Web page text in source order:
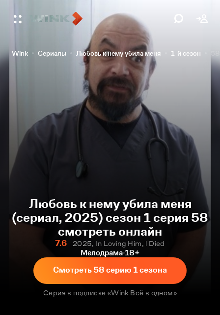
Wink Сериалы Любовь к нему убила меня 1-й сезон
Любовь к нему убила меня
(сериал, 2025) сезон 1 серия 58
смотреть онлайн
7.6
2025, In Loving Him, l Died
Мелодрама 18+
Смотреть 58 серию 1 сезона
Серия в подписке «Wink Всё в одном»